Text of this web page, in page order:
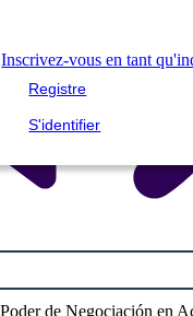
Inscrivez-vous en tant
Registre
S'identifier